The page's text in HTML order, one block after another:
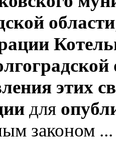
области
этих
для
законом ...